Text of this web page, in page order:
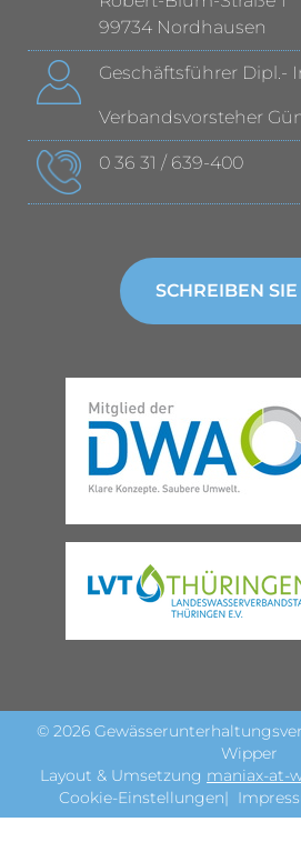
99734 Nordhausen
Geschäftsführer Dipl.-
Verbandsvorsteher
0 36 31 / 639-400
SCHREIBEN
© 2026
Wipper
Layout & Umsetzung maniax-at-
Cookie-Einstellungen